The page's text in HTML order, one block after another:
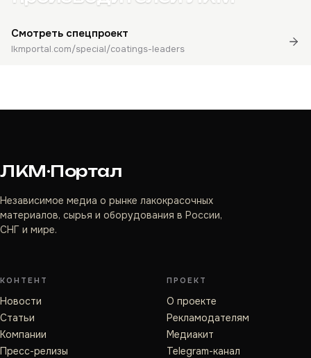
Смотреть спецпроект
lkmportal.com/special/coatings-leaders
ЛКМ·Портал
Независимое медиа о рынке лакокрасочных
материалов, сырья и оборудования в России,
СНГ и мире.
КОНТЕНТ
Новости
Статьи
Компании
Пресс-релизы
ПРОЕКТ
О проекте
Рекламодателям
Медиакит
Telegram-канал